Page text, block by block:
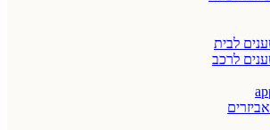
לבית
לרכב